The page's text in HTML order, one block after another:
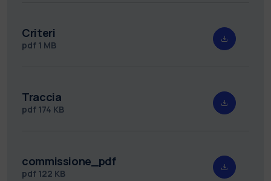
Criteri
pdf 1 MB
Traccia
pdf 174 KB
commissione_pdf
pdf 122 KB